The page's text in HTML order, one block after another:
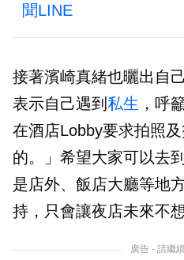
聞LINE
接著濱崎真緒也曬出自
表示自己遇到 私生 ，呼
在酒店Lobby要求拍照
的。」希望大家可以去
是店外、飯店大廳等地
持，只會讓夜店未來不
廣告 - 請繼